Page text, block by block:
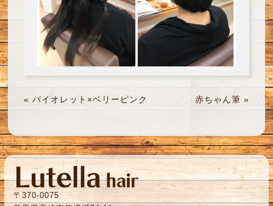
« バイオレット×ベリーピンク 赤ちゃん筆 »
〒370-0075